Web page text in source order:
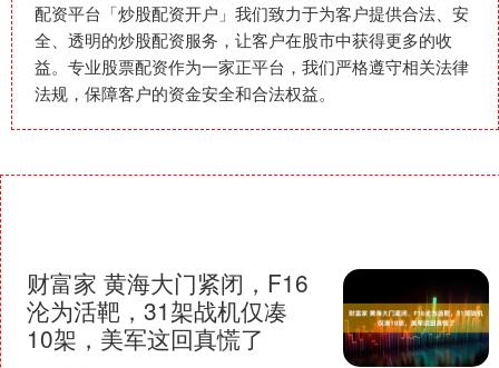
配资平台「炒股配资开户」我们致力于为客户提供合法、安
全、透明的炒股配资服务，让客户在股市中获得更多的收
益。专业股票配资作为一家正平台，我们严格遵守相关法律
法规，保障客户的资金安全和合法权益。
财富家 黄海大门紧闭，F16
沦为活靶，31架战机仅凑
10架，美军这回真慌了